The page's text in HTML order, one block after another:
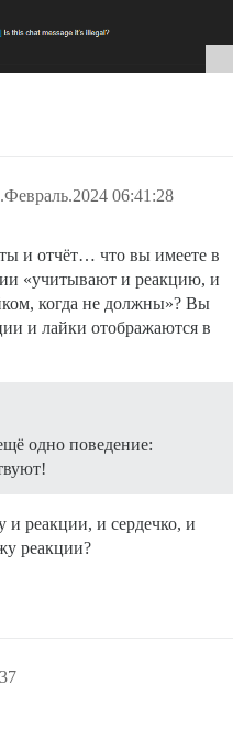
06:41:28
и отчёт… что вы имеете в
«учитывают и реакцию, и
когда не должны»? Вы
и лайки отображаются в
одно поведение:
реакции, и сердечко, и
реакции?